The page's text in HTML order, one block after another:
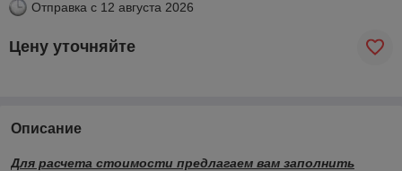
Отправка с 12 августа 2026
Цену уточняйте
Описание
Для расчета стоимости предлагаем вам заполнить